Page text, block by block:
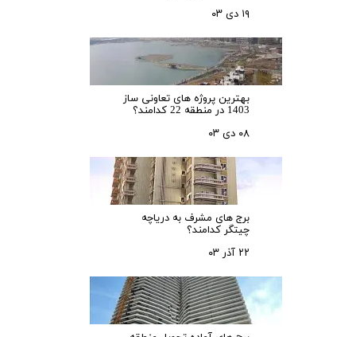
۱۹ دی ۰۳
بهترین پروژه های تعاونی ساز
1403 در منطقه 22 کدامند؟
۰۸ دی ۰۳
برج های مشرف به دریاچه
چیتگر کدامند؟
۲۲ آذر ۰۳